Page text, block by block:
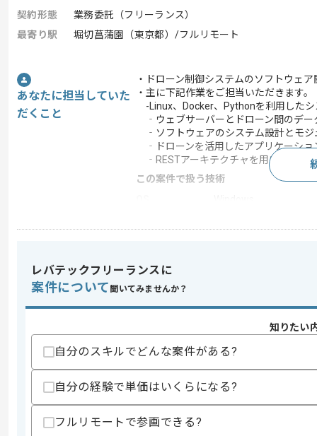
契約形態
業務委託（フリーランス）
最寄り駅
堀切菖蒲園（東京都）/フルリモート
あなたに担当していた
だくこと
・ドローン制御システムのソフトウェ
・主に下記作業をご担当いただきます。
-Linux、Docker、Pythonを利用したシ
‐ウェブサーバーとドローン間のデー
‐ソフトウェアのシステム設計とモジ
‐ドローンを活用したアプリケーショ
‐RESTアーキテクチャを用いたWeb
この案件で扱う技術
業務内容
特徴
スキル
・ビジネスレベルの英語力
・ソフトウェアのシステム設計経験
・Pythonを用いた開発経験
・Linux OSとDockerを用いた実務経験
レバテックフリーランスに
案件について 聞いてみませんか？
知りたい
自分のスキルでどんな案件がある?
自分の経験で単価はいくらになる?
フルリモートで参画できる?